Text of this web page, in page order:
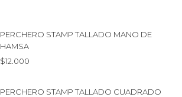
PERCHERO STAMP TALLADO MANO DE
HAMSA
$12.000
PERCHERO STAMP TALLADO CUADRADO